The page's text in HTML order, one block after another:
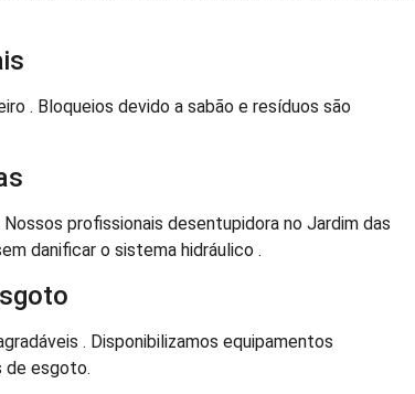
. Bloqueios devido a sabão e resíduos são
profissionais desentupidora no Jardim das
danificar o sistema hidráulico .
. Disponibilizamos equipamentos
de esgoto.